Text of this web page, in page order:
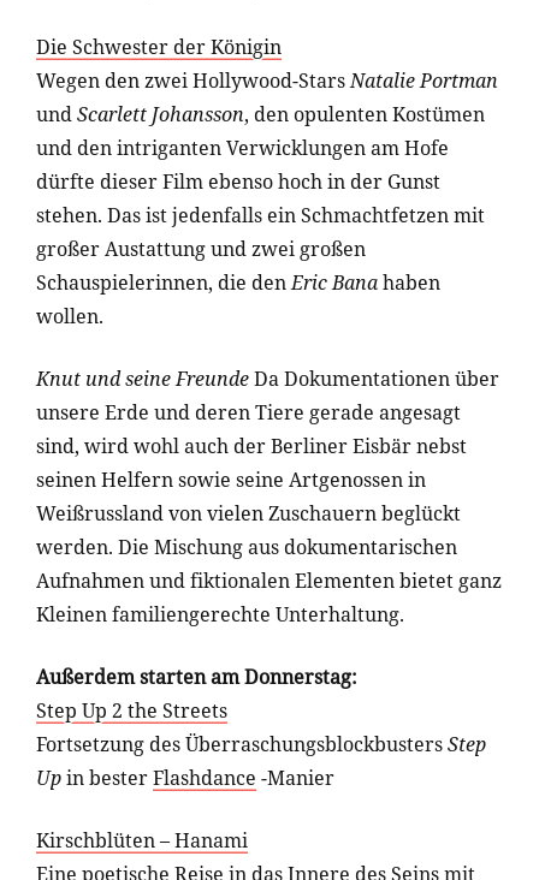
Die Schwester der Königin
Wegen den zwei Hollywood-StarsNatalie Portman
undScarlett Johansson, den opulenten Kostümen
und den intriganten Verwicklungen am Hofe
dürfte dieser Film ebenso hoch in der Gunst
stehen. Das ist jedenfalls ein Schmachtfetzen mit
großer Austattung und zwei großen
Schauspielerinnen, die denEric Banahaben
wollen.
Knut und seine FreundeDa Dokumentationen über
unsere Erde und deren Tiere gerade angesagt
sind, wird wohl auch der Berliner Eisbär nebst
seinen Helfern sowie seine Artgenossen in
Weißrussland von vielen Zuschauern beglückt
werden. Die Mischung aus dokumentarischen
Aufnahmen und fiktionalen Elementen bietet ganz
Kleinen familiengerechte Unterhaltung.
Außerdem starten am Donnerstag:
Step Up 2 the Streets
Fortsetzung des ÜberraschungsblockbustersStep
Upin besterFlashdance -Manier
Kirschblüten – Hanami
Eine poetische Reise in das Innere des Seins mit